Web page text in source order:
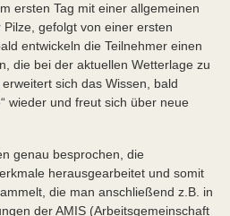
ersten Tag mit einer allgemeinen
gefolgt von einer ersten
entwickeln die Teilnehmer einen
die bei der aktuellen Wetterlage zu
sich das Wissen, bald
wieder und freut sich über neue
genau besprochen, die
herausgearbeitet und somit
die man anschließend z.B. in
der AMIS (Arbeitsgemeinschaft